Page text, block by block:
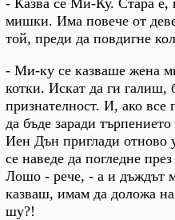
мишки. Има повече от
той, преди да повдигне
- Ми-ку се казваше жена
котки. Искат да ги галиш,
признателност. И, ако все
да бъде заради
Иен Дън приглади отново
се наведе да погледне
Лошо - рече, - а и дъждът
казваш, имам да доложа
шу?!